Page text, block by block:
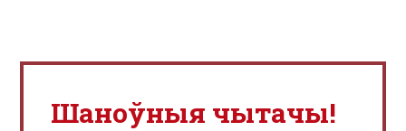
Шаноўныя чытачы!